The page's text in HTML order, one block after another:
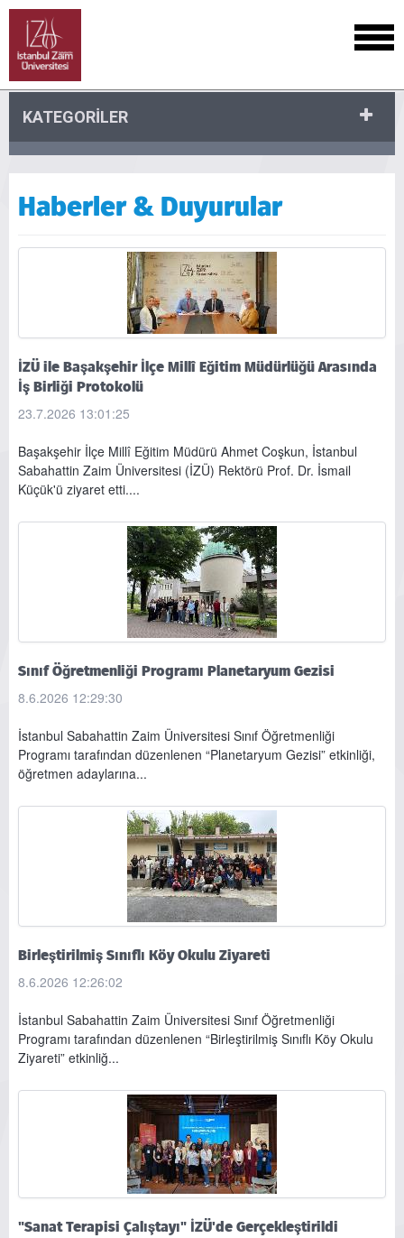
KATEGORİLER
Haberler & Duyurular
İZÜ ile Başakşehir İlçe Millî Eğitim Müdürlüğü Arasında
İş Birliği Protokolü
23.7.2026 13:01:25
Başakşehir İlçe Millî Eğitim Müdürü Ahmet Coşkun, İstanbul
Sabahattin Zaim Üniversitesi (İZÜ) Rektörü Prof. Dr. İsmail
Küçük'ü ziyaret etti....
Sınıf Öğretmenliği Programı Planetaryum Gezisi
8.6.2026 12:29:30
İstanbul Sabahattin Zaim Üniversitesi Sınıf Öğretmenliği
Programı tarafından düzenlenen “Planetaryum Gezisi” etkinliği,
öğretmen adaylarına...
Birleştirilmiş Sınıflı Köy Okulu Ziyareti
8.6.2026 12:26:02
İstanbul Sabahattin Zaim Üniversitesi Sınıf Öğretmenliği
Programı tarafından düzenlenen “Birleştirilmiş Sınıflı Köy Okulu
Ziyareti” etkinliğ...
"Sanat Terapisi Çalıştayı" İZÜ'de Gerçekleştirildi